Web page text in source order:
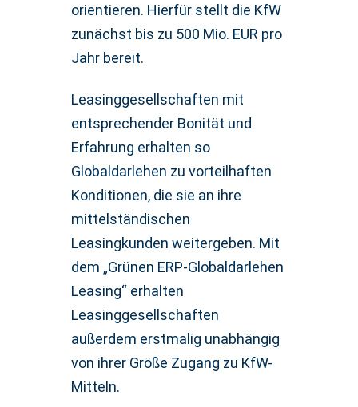
orientieren. Hierfür stellt die KfW
zunächst bis zu 500 Mio. EUR pro
Jahr bereit.
Leasinggesellschaften mit
entsprechender Bonität und
Erfahrung erhalten so
Globaldarlehen zu vorteilhaften
Konditionen, die sie an ihre
mittelständischen
Leasingkunden weitergeben. Mit
dem „Grünen ERP-Globaldarlehen
Leasing“ erhalten
Leasinggesellschaften
außerdem erstmalig unabhängig
von ihrer Größe Zugang zu KfW-
Mitteln.